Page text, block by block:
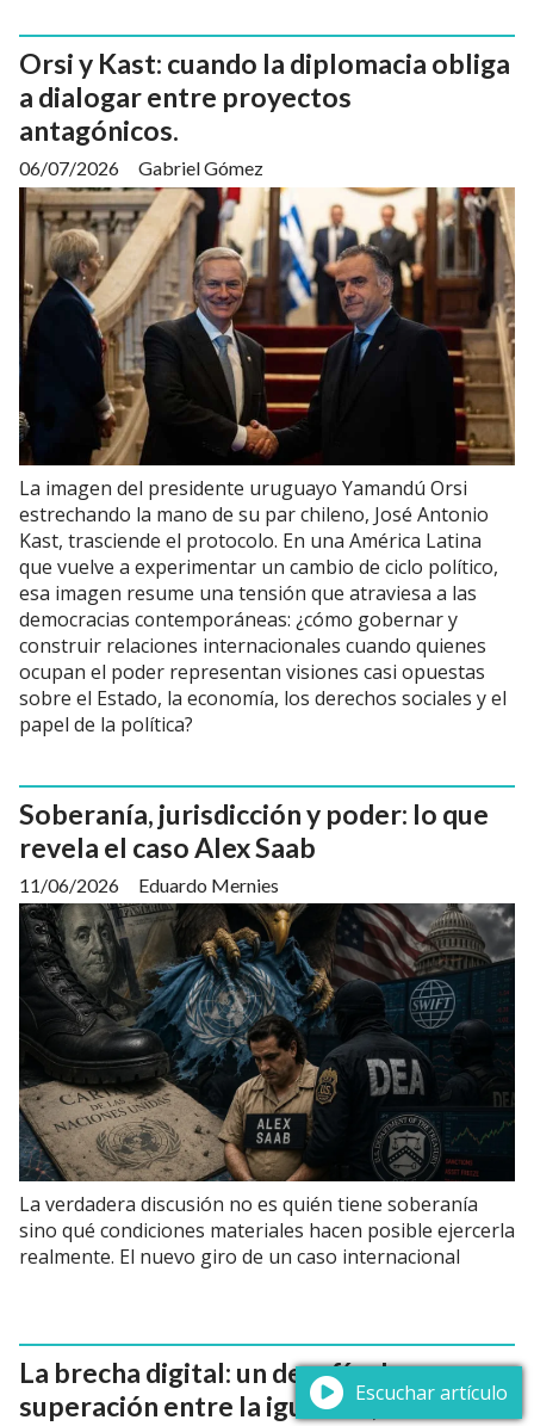
Orsi y Kast: cuando la diplomacia obliga
a dialogar entre proyectos
antagónicos.
Gabriel Gómez
06/07/2026
La imagen del presidente uruguayo Yamandú Orsi
estrechando la mano de su par chileno, José Antonio
Kast, trasciende el protocolo. En una América Latina
que vuelve a experimentar un cambio de ciclo político,
esa imagen resume una tensión que atraviesa a las
democracias contemporáneas: ¿cómo gobernar y
construir relaciones internacionales cuando quienes
ocupan el poder representan visiones casi opuestas
sobre el Estado, la economía, los derechos sociales y el
papel de la política?
Soberanía, jurisdicción y poder: lo que
revela el caso Alex Saab
Eduardo Mernies
11/06/2026
La verdadera discusión no es quién tiene soberanía
sino qué condiciones materiales hacen posible ejercerla
realmente. El nuevo giro de un caso internacional
La brecha digital: un desafío de
superación entre la igualdad, la no
Escuchar artículo